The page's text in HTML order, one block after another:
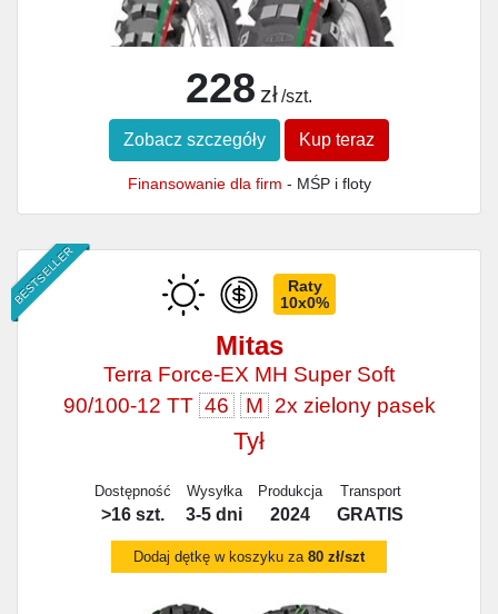
228 zł /szt.
Zobacz szczegóły Kup teraz
Finansowanie dla firm - MŚP i floty
BESTSELLER
Raty
10x0%
Mitas
Terra Force-EX MH Super Soft
90/100-12 TT 46 M 2x zielony pasek
Tył
Dostępność
>16 szt.
Wysyłka
3-5 dni
Produkcja
2024
Transport
GRATIS
Dodaj dętkę w koszyku za 80 zł/szt